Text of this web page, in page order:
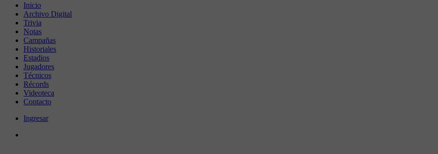
Inicio
Archivo Digital
Trivia
Notas
Campañas
Historiales
Estadios
Jugadores
Técnicos
Récords
Videoteca
Contacto
Ingresar